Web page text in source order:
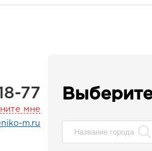
77
мне
m.ru